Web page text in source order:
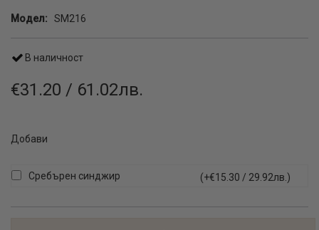
Модел: SM216
В наличност
€31.20 / 61.02лв.
Добави
Сребърен синджир (+€15.30 / 29.92лв.)